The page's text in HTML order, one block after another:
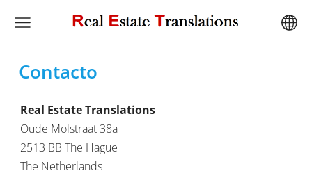
Contacto
Real Estate Translations
Oude Molstraat 38a
2513 BB The Hague
The Netherlands